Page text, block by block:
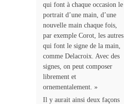
qui font à chaque occasion le
portrait d’une main, d’une
nouvelle main chaque fois,
par exemple Corot, les autres
qui font le signe de la main,
comme Delacroix. Avec des
signes, on peut composer
librement et
ornementalement. »
Il y aurait ainsi deux façons